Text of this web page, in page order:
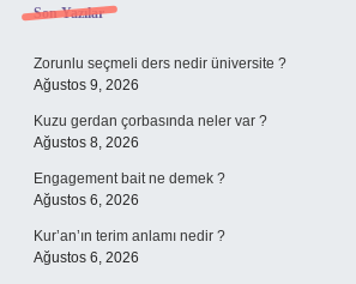
Sidebar
Son Yazılar
Zorunlu seçmeli ders nedir üniversite ?
Ağustos 9, 2026
Kuzu gerdan çorbasında neler var ?
Ağustos 8, 2026
Engagement bait ne demek ?
Ağustos 6, 2026
Kur’an’ın terim anlamı nedir ?
Ağustos 6, 2026